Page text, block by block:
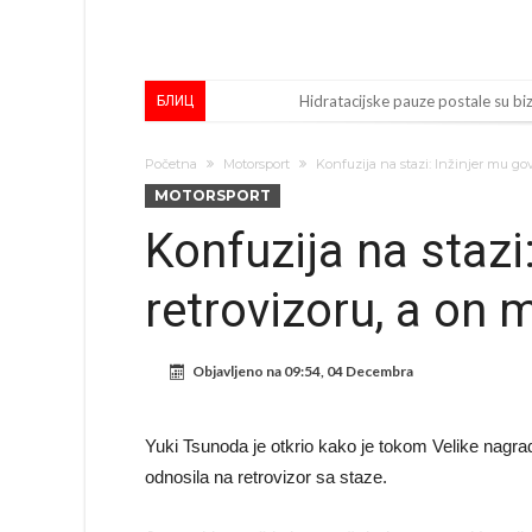
БЛИЦ Hidratacijske pauze postale su
Mourinho uvodi strogu
Arsenal dovodi zvijezdu Serie A
Jake Paul kreće u rušenje UFC-a
Početna Motorsport Konfuzija na stazi: Inžinjer mu
MOTORSPORT
Konfuzija na
retrovizoru, a on
Objavljeno na 09:54, 04 Decembra
Yuki Tsunoda je otkrio kako je tokom Velike
odnosila na retrovizor sa staze.